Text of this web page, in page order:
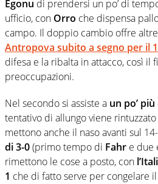
Egonu di prendersi un po’ di
ufficio, con Orro che dispensa
campo. Il doppio cambio offre
Antropova subito a segno per il
difesa e la ribalta in attacco, così il
preoccupazioni.
Nel secondo si assiste a un po’
tentativo di allungo viene
mettono anche il naso avanti sul
di 3-0(primo tempo di Fahr e due
rimettono le cose a posto, con
1 che di fatto serve per congelare